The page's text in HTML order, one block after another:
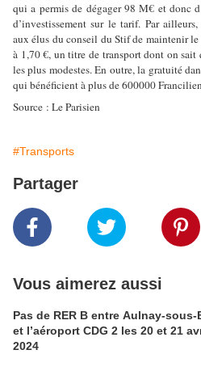
qui a permis de dégager 98 M€ et donc
d’investissement sur le tarif. Par
aux élus du conseil du Stif de maintenir
à 1,70 €, un titre de transport dont on
les plus modestes. En outre, la gratuité
qui bénéficient à plus de 600000
Source : Le Parisien
#Transports
Partager
Vous aimerez aussi
Pas de RER B entre Aulnay-sous-
et l’aéroport CDG 2 les 20 et 21
2024